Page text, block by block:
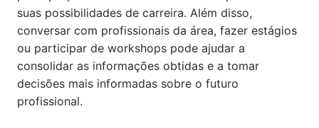
suas possibilidades de carreira. Além disso,
conversar com profissionais da área, fazer estágios
ou participar de workshops pode ajudar a
consolidar as informações obtidas e a tomar
decisões mais informadas sobre o futuro
profissional.